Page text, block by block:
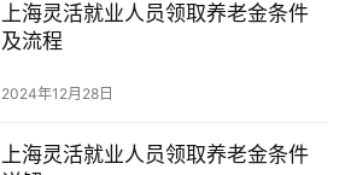
上海灵活就业人员领取养老金条件
及流程
2024年12月28日
上海灵活就业人员领取养老金条件